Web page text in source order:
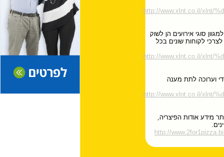
http://www.xlnt.co.il/xlnt/
סוגי אירועים הן לשוק
לצרכי לקוחות שונים בכל
http://www.xlnt.co.il/xlnt/
וערוכה לתת מענה
http://www.xlnt.co.il/xlnt/
מידע אודות הפיצריה,
http://